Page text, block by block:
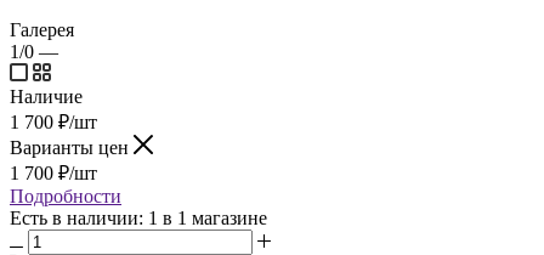
Галерея
1/0 —
Наличие
1 700 ₽/шт
Варианты цен
1 700 ₽/шт
Подробности
Есть в наличии: 1 в 1 магазине